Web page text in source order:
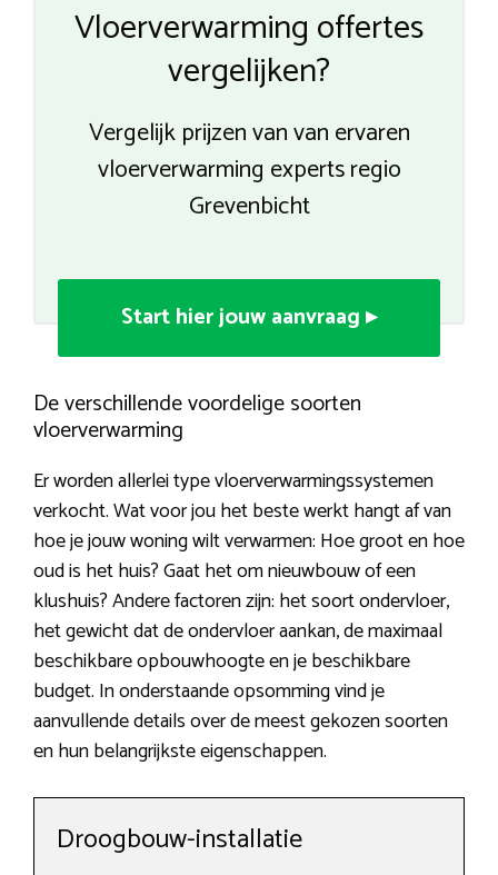
Vloerverwarming offertes
vergelijken?
Vergelijk prijzen van van ervaren
vloerverwarming experts regio
Grevenbicht
Start hier jouw aanvraag ▸
De verschillende voordelige soorten
vloerverwarming
Er worden allerlei type vloerverwarmingssystemen
verkocht. Wat voor jou het beste werkt hangt af van
hoe je jouw woning wilt verwarmen: Hoe groot en hoe
oud is het huis? Gaat het om nieuwbouw of een
klushuis? Andere factoren zijn: het soort ondervloer,
het gewicht dat de ondervloer aankan, de maximaal
beschikbare opbouwhoogte en je beschikbare
budget. In onderstaande opsomming vind je
aanvullende details over de meest gekozen soorten
en hun belangrijkste eigenschappen.
Droogbouw-installatie